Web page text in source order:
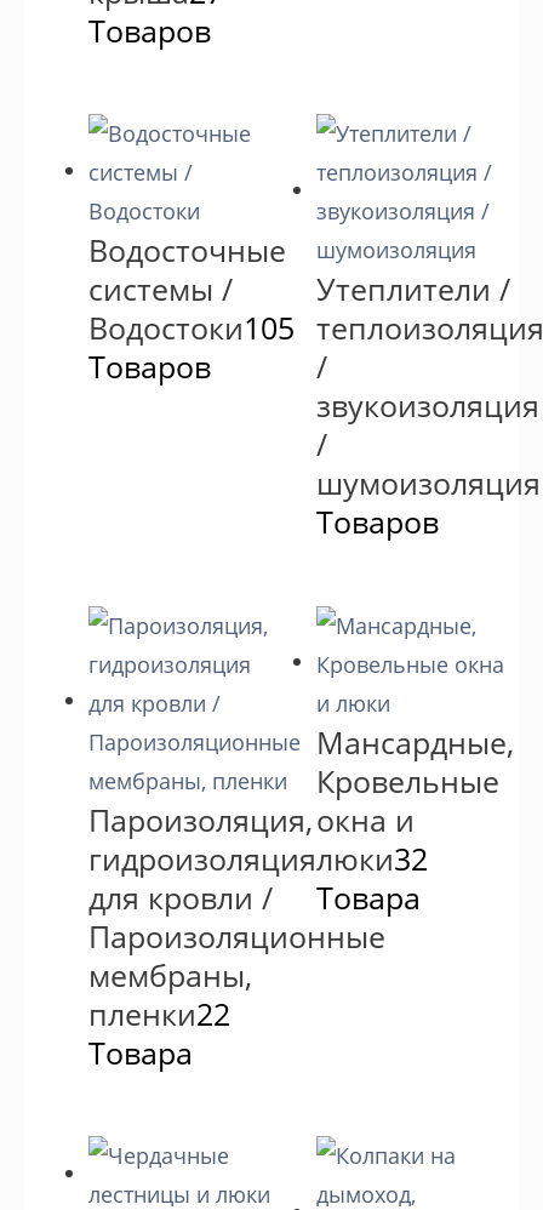
Товаров
Водосточные
системы /
Водостоки105
Товаров
Утеплители /
теплоизоляция
/
звукоизоляция
/
шумоизоляция
Товаров
Пароизоляция,
гидроизоляция
для кровли /
Пароизоляционные
мембраны,
пленки22
Товара
Мансардные,
Кровельные
окна и
люки32
Товара